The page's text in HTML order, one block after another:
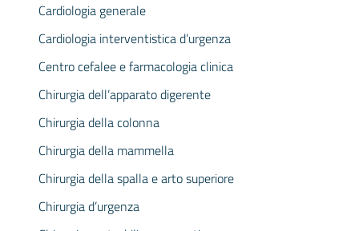
Cardiologia generale
Cardiologia interventistica d’urgenza
Centro cefalee e farmacologia clinica
Chirurgia dell’apparato digerente
Chirurgia della colonna
Chirurgia della mammella
Chirurgia della spalla e arto superiore
Chirurgia d’urgenza